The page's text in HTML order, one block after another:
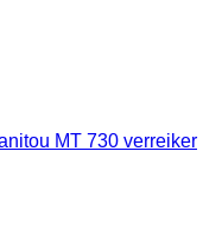
MT 730 verreiker